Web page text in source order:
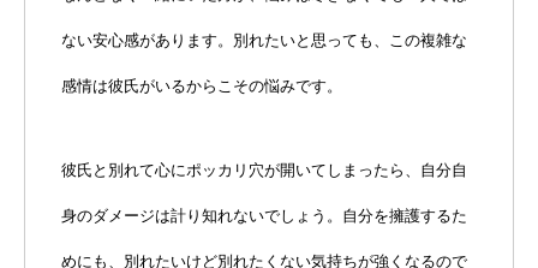
ない安心感があります。別れたいと思っても、この複雑な
感情は彼氏がいるからこその悩みです。
彼氏と別れて心にポッカリ穴が開いてしまったら、自分自
身のダメージは計り知れないでしょう。自分を擁護するた
めにも、別れたいけど別れたくない気持ちが強くなるので